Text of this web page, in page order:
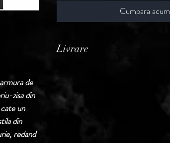
de
zisa din
un
din
redand
Cumpara acum
Livrare
confirmarii comenzii de catre Seller.